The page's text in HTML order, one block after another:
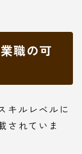
職の可
キルレベルに
されていま